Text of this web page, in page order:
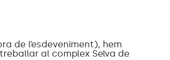
de l’esdeveniment), hem
al complex Selva de